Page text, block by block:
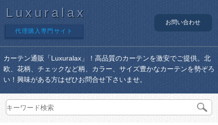
Luxuralax
代理購入専門サイト
お問い合わせ
カーテン通販「Luxuralax」！高品質のカーテンを激安でご提供。北
欧、花柄、チェックなど柄、カラー、サイズ豊かなカーテンを勢ぞろ
い！興味がある方はぜひお問合せ下さいませ。